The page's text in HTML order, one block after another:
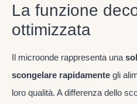
La funzione
ottimizzata
Il microonde rappresenta una
scongelare rapidamente gli
loro qualità. A differenza dello